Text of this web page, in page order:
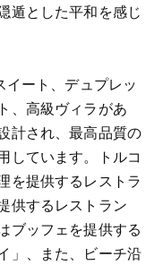
遁とした平和を感じ
ート、デュプレッ
、高級ヴィラがあ
計され、最高品質の
しています。トルコ
を提供するレストラ
供するレストラン
ブッフェを提供する
」、また、ビーチ沿